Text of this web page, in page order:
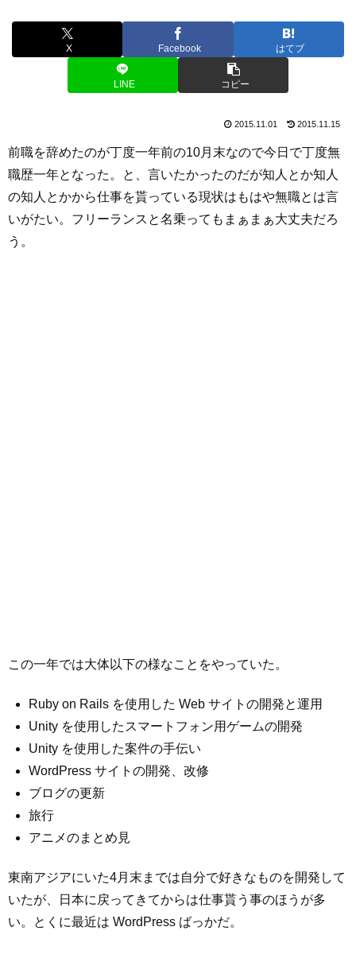
X Facebook はてブ
LINE コピー
2015.11.01 2015.11.15
前職を辞めたのが丁度一年前の10月末なので今日で丁度無
職歴一年となった。と、言いたかったのだが知人とか知人
の知人とかから仕事を貰っている現状はもはや無職とは言
いがたい。フリーランスと名乗ってもまぁまぁ大丈夫だろ
う。
この一年では大体以下の様なことをやっていた。
Ruby on Rails を使用した Web サイトの開発と運用
Unity を使用したスマートフォン用ゲームの開発
Unity を使用した案件の手伝い
WordPress サイトの開発、改修
ブログの更新
旅行
アニメのまとめ見
東南アジアにいた4月末までは自分で好きなものを開発して
いたが、日本に戻ってきてからは仕事貰う事のほうが多
い。とくに最近は WordPress ばっかだ。